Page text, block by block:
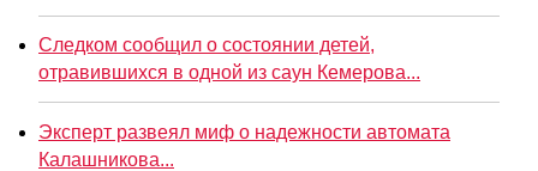
Следком сообщил о состоянии детей,
отравившихся в одной из саун Кемерова...
Эксперт развеял миф о надежности автомата
Калашникова...